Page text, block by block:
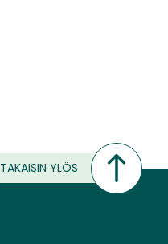
TAKAISIN YLÖS